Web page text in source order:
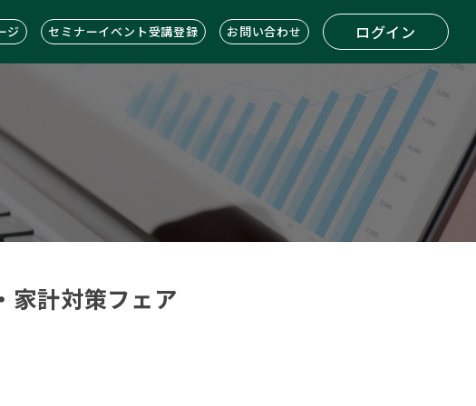
ジ セミナーイベント受講登録 お問い合わせ ログイン
家計対策フェア